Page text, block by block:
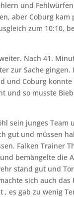
und
aber Coburg
zum 10:10,
Nach 41.
zur Sache
und Coburg
und so musste
sein junges
gut und müssen
Falken Trainer
bemängelte die
stand gut und
sich auch
es gab zu wenig